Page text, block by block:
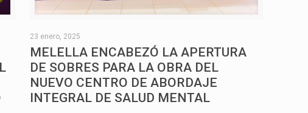
23 enero, 2025
MELELLA ENCABEZÓ LA APERTURA
DE SOBRES PARA LA OBRA DEL
NUEVO CENTRO DE ABORDAJE
INTEGRAL DE SALUD MENTAL